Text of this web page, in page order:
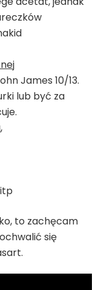
James 10/13.
lub być za
,
to zachęcam
się